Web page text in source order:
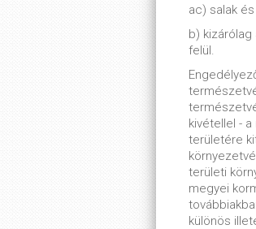
ac) salak
b)
felül.
kivétellel -
területére
területi
megyei
különös